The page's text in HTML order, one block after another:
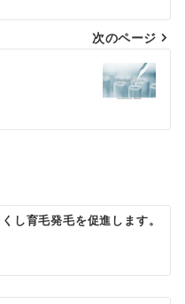
次のページ
し育毛発毛を促進します。